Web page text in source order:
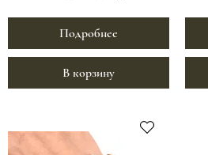
Подробнее
В корзину